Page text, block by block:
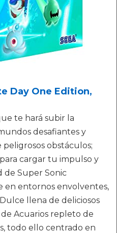
Day One Edition,
te hará subir la
desafiantes y
peligrosos obstáculos;
cargar tu impulso y
de Super Sonic
en entornos envolventes,
llena de deliciosos
Acuarios repleto de
todo ello centrado en